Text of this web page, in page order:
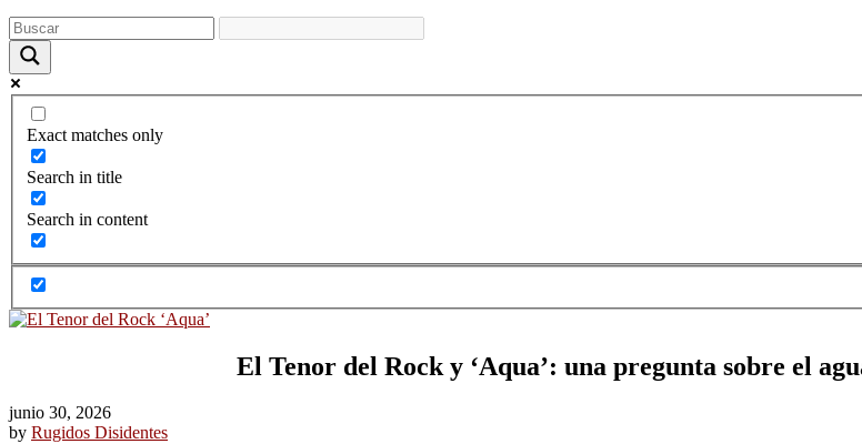
Exact matches only
Search in title
Search in content
El Tenor del Rock y ‘Aqua’: una pregunta sobre el
junio 30, 2026
by Rugidos Disidentes